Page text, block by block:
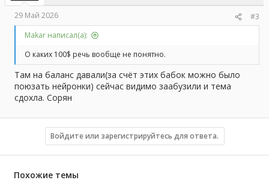
29 Май 2026
#3
Makar написал(а):
О каких 100$ речь вообще не понятно.
Там на баланс давали(за счёт этих бабок можно было
поюзать нейронки) сейчас видимо заабузили и тема
сдохла. Сорян
Войдите или зарегистрируйтесь для ответа.
Похожие темы